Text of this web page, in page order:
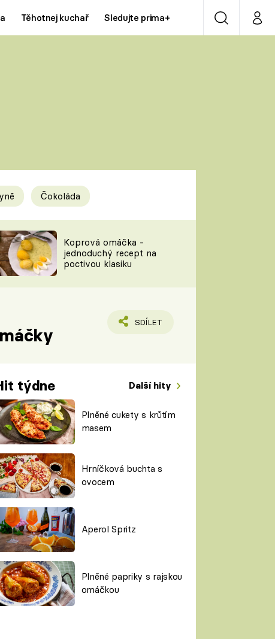
Těhotnej kuchař Sledujte prima+ VyhledáváníMůj
Prima LAJK
Sledujte nás
Čokoláda
Koprová omáčka -
jednoduchý recept na
poctivou klasiku
SDÍLET
týdne Další hity
Plněné cukety s krůtím
masem
Hrníčková buchta s
ovocem
Aperol Spritz
Plněné papriky s rajskou
omáčkou